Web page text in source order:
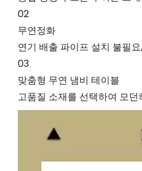
02
무연정화
연기 배출 파이프 설치 불필
03
맞춤형 무연 냄비 테이블
고품질 소재를 선택하여 모